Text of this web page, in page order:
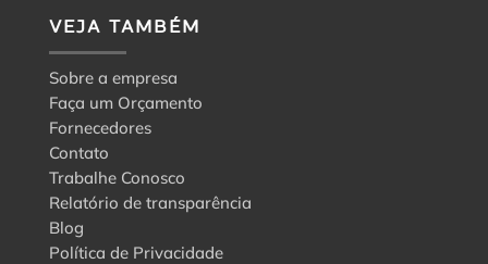
VEJA TAMBÉM
Sobre a empresa
Faça um Orçamento
Fornecedores
Contato
Trabalhe Conosco
Relatório de transparência
Blog
Política de Privacidade